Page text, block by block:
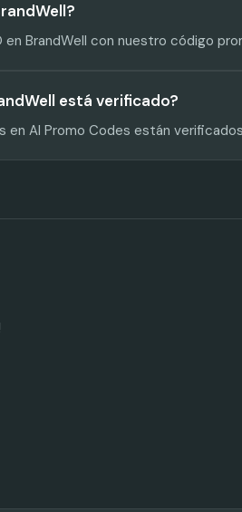
en BrandWell con nuestro código
está verificado?
en AI Promo Codes están